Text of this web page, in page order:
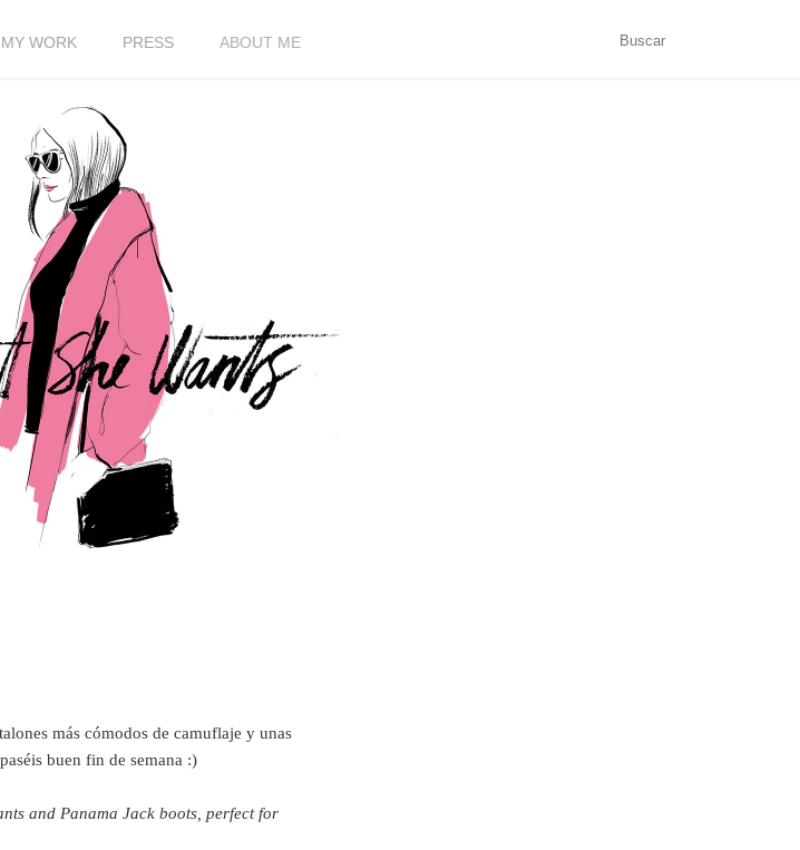
MY WORK PRESS ABOUT ME
más cómodos de camuflaje y unas
buen fin de semana :)
and Panama Jack boots, perfect for